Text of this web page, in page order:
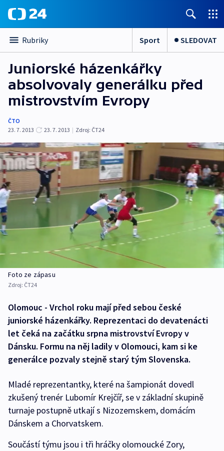
Rubriky Sport SLEDOVAT
Juniorské házenkářky
absolvovaly generálku před
mistrovstvím Evropy
ČTO
23. 7. 2013
23. 7. 2013 | Zdroj: ČT24
Foto ze zápasu
Zdroj: ČT24
Olomouc - Vrchol roku mají před sebou české
juniorské házenkářky. Reprezentaci do devatenácti
let čeká na začátku srpna mistrovství Evropy v
Dánsku. Formu na něj ladily v Olomouci, kam si ke
generálce pozvaly stejně starý tým Slovenska.
Mladé reprezentantky, které na šampionát dovedl
zkušený trenér Lubomír Krejčíř, se v základní skupině
turnaje postupně utkají s Nizozemskem, domácím
Dánskem a Chorvatskem.
Součástí týmu jsou i tři hráčky olomoucké Zory,